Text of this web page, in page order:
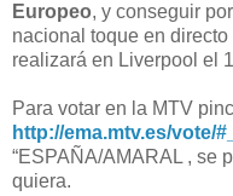
Europeo, y conseguir
nacional toque en
realizará en Liverpool el
Para votar en la MTV
http://ema.mtv.es/vote/
“ESPAÑA/AMARAL , se
quiera.